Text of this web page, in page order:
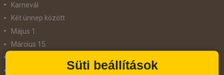
Karnevál
Két ünnep között
Május 1.
Március 15.
Süti beállítások